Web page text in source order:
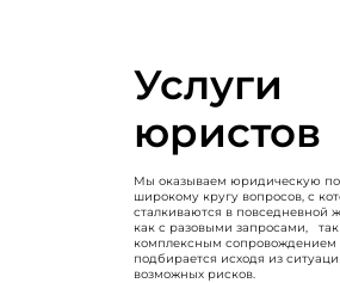
Услуги
юристов
Мы оказываем юридическую
широкому кругу вопросов, с
сталкиваются в повседневной
как с разовыми запросами, так
комплексным сопровождением
подбирается исходя из
возможных рисков.